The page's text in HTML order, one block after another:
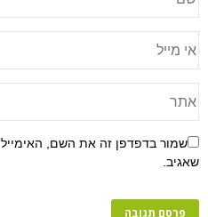
שמור בדפדפן זה את השם,
שאגיב.